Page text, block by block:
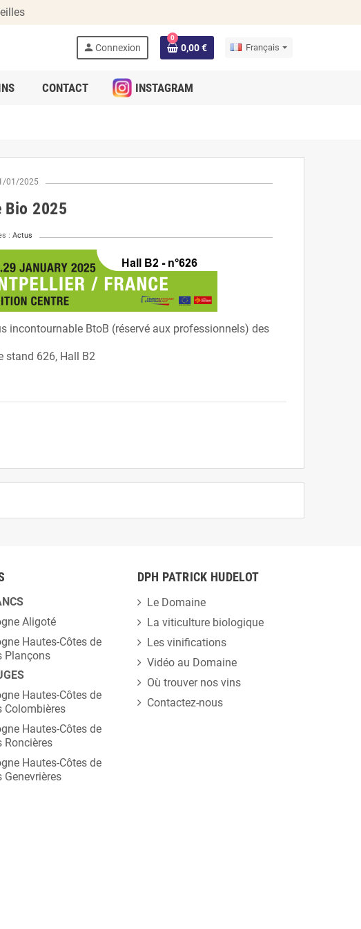
person Connexion
0
0,00 € Français
CONTACT INSTAGRAM
01/2025
2025
: Actus
incontournable BtoB (réservé aux professionnels) des
stand 626, Hall B2
Aligoté
Hautes-Côtes de
Plançons
Hautes-Côtes de
Colombières
Hautes-Côtes de
Roncières
Hautes-Côtes de
Genevrières
DPH PATRICK HUDELOT
Le Domaine
La viticulture biologique
Les vinifications
Vidéo au Domaine
Où trouver nos vins
Contactez-nous